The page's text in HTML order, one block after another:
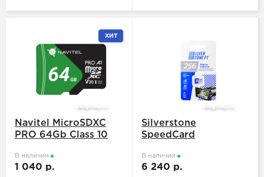
ХИТ
Navitel MicroSDXC
PRO 64Gb Class 10
В наличии
1 040 р.
Silverstone
SpeedCard
В наличии
6 240 р.